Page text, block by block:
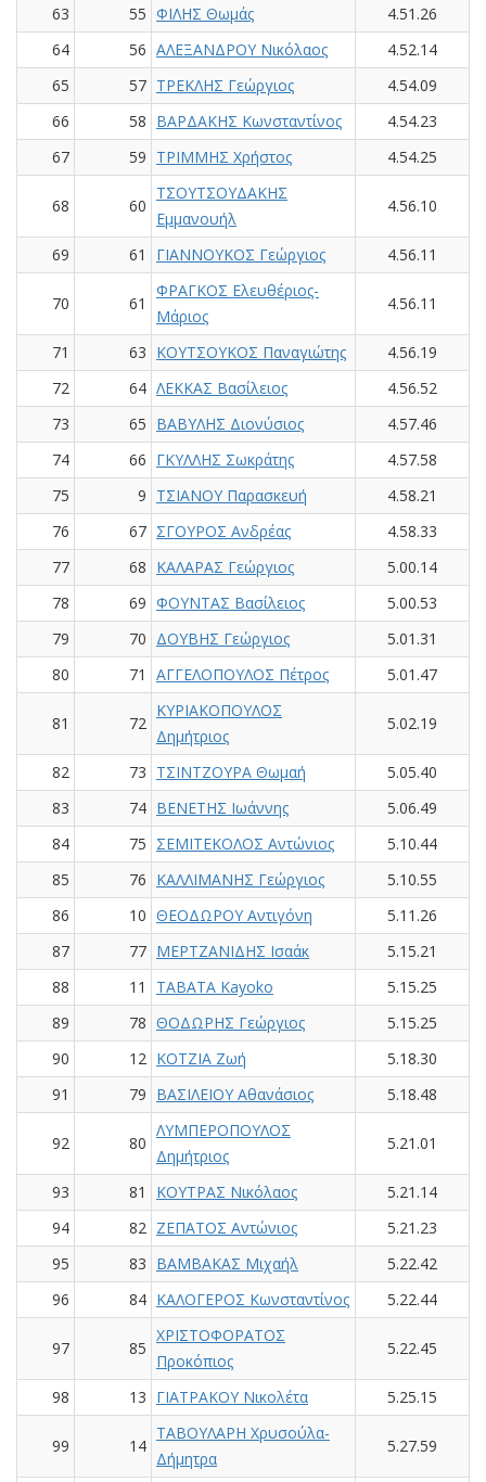
63
55 ΦΙΛΗΣ Θωμάς
4.51.26
64
56 ΑΛΕΞΑΝΔΡΟΥ Νικόλαος
4.52.14
65
57 ΤΡΕΚΛΗΣ Γεώργιος
4.54.09
66
58 ΒΑΡΔΑΚΗΣ Κωνσταντίνος
4.54.23
67
59 ΤΡΙΜΜΗΣ Χρήστος 4.54.25
68 60
ΤΣΟΥΤΣΟΥΔΑΚΗΣ
Εμμανουήλ
4.56.10
69 61 ΓΙΑΝΝΟΥΚΟΣ Γεώργιος 4.56.11
70 61
ΦΡΑΓΚΟΣ Ελευθέριος-
Μάριος
4.56.11
71 63 ΚΟΥΤΣΟΥΚΟΣ Παναγιώτης
4.56.19
72
64 ΛΕΚΚΑΣ Βασίλειος
4.56.52
73
65 ΒΑΒΥΛΗΣ Διονύσιος
4.57.46
74
66 ΓΚΥΛΛΗΣ Σωκράτης
4.57.58
75
9 ΤΣΙΑΝΟΥ Παρασκευή
4.58.21
76
67 ΣΓΟΥΡΟΣ Ανδρέας
4.58.33
77
68 ΚΑΛΑΡΑΣ Γεώργιος
5.00.14
78
69 ΦΟΥΝΤΑΣ Βασίλειος
5.00.53
79
70 ΔΟΥΒΗΣ Γεώργιος
5.01.31
80
71 ΑΓΓΕΛΟΠΟΥΛΟΣ Πέτρος 5.01.47
81 72
ΚΥΡΙΑΚΟΠΟΥΛΟΣ
Δημήτριος
5.02.19
82 73 ΤΣΙΝΤΖΟΥΡΑ Θωμαή
5.05.40
83
74 ΒΕΝΕΤΗΣ Ιωάννης
5.06.49
84
75 ΣΕΜΙΤΕΚΟΛΟΣ Αντώνιος
5.10.44
85
76 ΚΑΛΛΙΜΑΝΗΣ Γεώργιος
5.10.55
86
10 ΘΕΟΔΩΡΟΥ Αντιγόνη
5.11.26
87
77 ΜΕΡΤΖΑΝΙΔΗΣ Ισαάκ
5.15.21
88
11 TABATA Kayoko
5.15.25
89
78 ΘΟΔΩΡΗΣ Γεώργιος
5.15.25
90
12 ΚΟΤΖΙΑ Ζωή
5.18.30
91
79 ΒΑΣΙΛΕΙΟΥ Αθανάσιος 5.18.48
92 80
ΛΥΜΠΕΡΟΠΟΥΛΟΣ
Δημήτριος
5.21.01
93 81 ΚΟΥΤΡΑΣ Νικόλαος
5.21.14
94
82 ΖΕΠΑΤΟΣ Αντώνιος
5.21.23
95
83 ΒΑΜΒΑΚΑΣ Μιχαήλ
5.22.42
96
84 ΚΑΛΟΓΕΡΟΣ Κωνσταντίνος 5.22.44
97 85
ΧΡΙΣΤΟΦΟΡΑΤΟΣ
Προκόπιος
5.22.45
98 13 ΓΙΑΤΡΑΚΟΥ Νικολέτα 5.25.15
99 14
ΤΑΒΟΥΛΑΡΗ Χρυσούλα-
Δήμητρα
5.27.59